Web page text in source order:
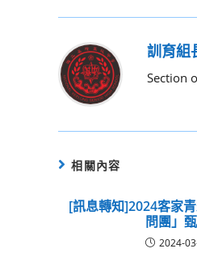
訓育組
Section
相關內容
[訊息轉知]2024客家
問團」
2024-